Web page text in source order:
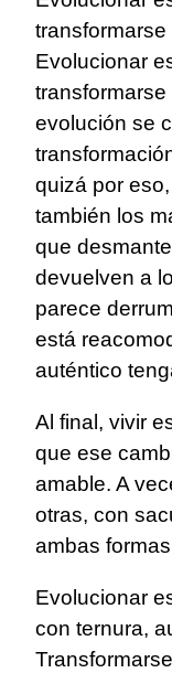
Evolucionar
evolución se
quizá por
también los
que
devuelven a
parece
está
auténtico
Al final, vivir
que ese
amable. A
otras, con
ambas
Evolucionar
con ternura,